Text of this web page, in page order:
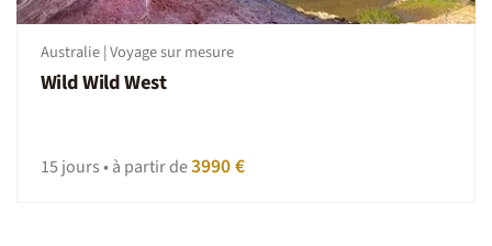
Australie | Voyage sur mesure
Wild Wild West
15 jours • à partir de3990 €